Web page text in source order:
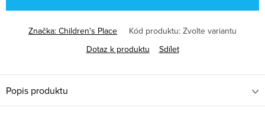
Značka: Children's Place Kód produktu: Zvolte variantu
Dotaz k produktu
Sdílet
Popis produktu